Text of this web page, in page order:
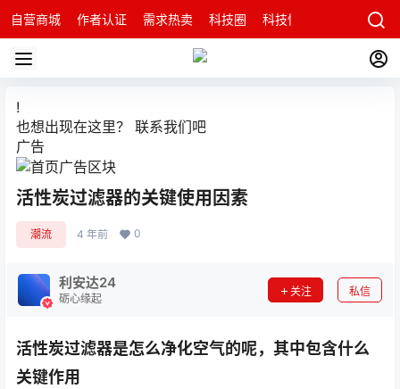
自营商城 作者认证 需求热卖 科技圈 科技快讯 智能科技问
!
也想出现在这里？ 联系我们吧
广告
活性炭过滤器的关键使用因素
潮流 4 年前 0
利安达24
砺心缘起
关注 私信
活性炭过滤器是怎么净化空气的呢，其中包含什么
关键作用